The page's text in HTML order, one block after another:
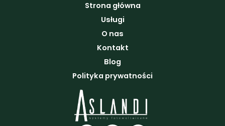
Strona główna
Usługi
O nas
Kontakt
Blog
Polityka prywatności